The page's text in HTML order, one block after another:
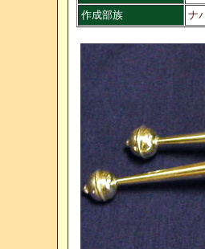
作成部族
ナ